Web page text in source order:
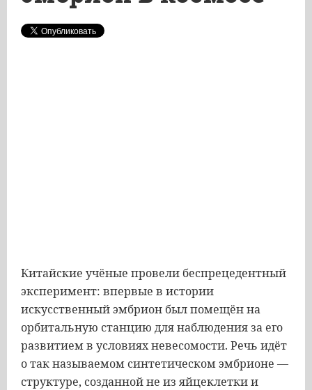
Китайские учёные провели беспрецедентный
эксперимент: впервые в истории
искусственный эмбрион был помещён на
орбитальную станцию для наблюдения за его
развитием в условиях невесомости. Речь идёт
о так называемом синтетическом эмбрионе —
структуре, созданной не из яйцеклетки и